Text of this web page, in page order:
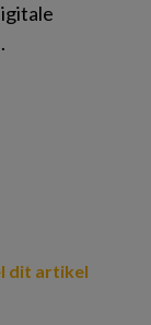
dit artikel